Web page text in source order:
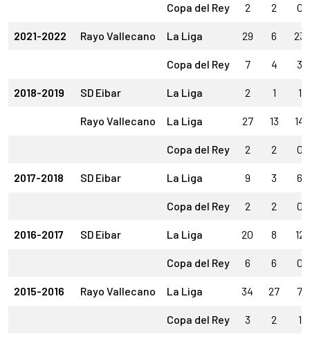
Copa del Rey 2 2 0
2021-2022 Rayo Vallecano La Liga 29 6 23
Copa del Rey 7 4 3
2018-2019 SD Eibar La Liga 2 1 1
Rayo Vallecano La Liga 27 13 14
Copa del Rey 2 2 0
2017-2018 SD Eibar La Liga 9 3 6
Copa del Rey 2 2 0
2016-2017 SD Eibar La Liga 20 8 12
Copa del Rey 6 6 0
2015-2016 Rayo Vallecano La Liga 34 27 7
Copa del Rey 3 2 1